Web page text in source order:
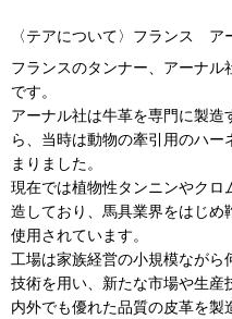
〈テアについて〉 フランス ア
フランスのタンナー、アーナ
です。
アーナル社は牛革を専門に製
ら、当時は動物の牽引用のハ
まりました。
現在では植物性タンニンやクロ
造しており、馬具業界をはじめ
使用されています。
工場は家族経営の小規模なが
技術を用い、新たな市場や生産
内外でも優れた品質の皮革を製